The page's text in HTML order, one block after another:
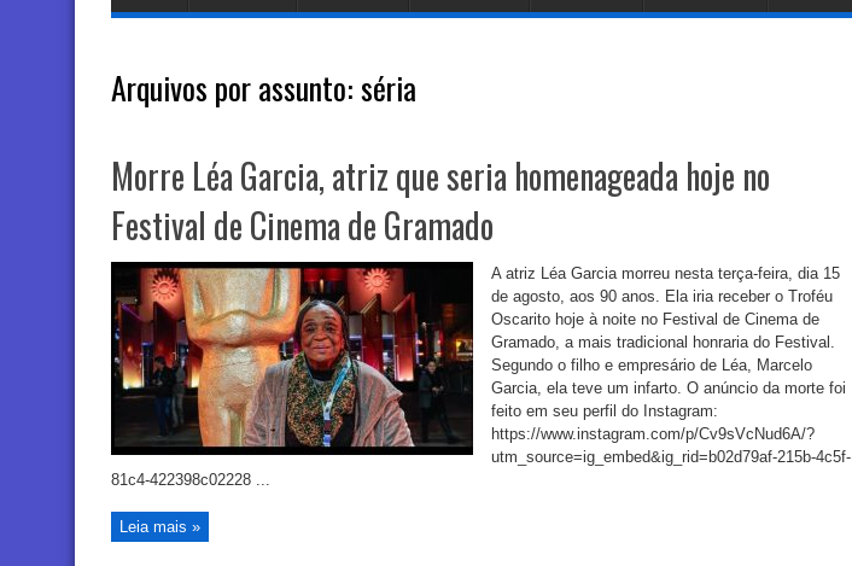
Arquivos por assunto:séria
Morre Léa Garcia, atriz que seria homenageada hoje no
Festival de Cinema de Gramado
A atriz Léa Garcia morreu nesta terça-feira, dia 15
de agosto, aos 90 anos. Ela iria receber o Troféu
Oscarito hoje à noite no Festival de Cinema de
Gramado, a mais tradicional honraria do Festival.
Segundo o filho e empresário de Léa, Marcelo
Garcia, ela teve um infarto. O anúncio da morte foi
feito em seu perfil do Instagram:
https://www.instagram.com/p/Cv9sVcNud6A/?
utm_source=ig_embed&ig_rid=b02d79af-215b-4c5f-
81c4-422398c02228 ...
Leia mais »